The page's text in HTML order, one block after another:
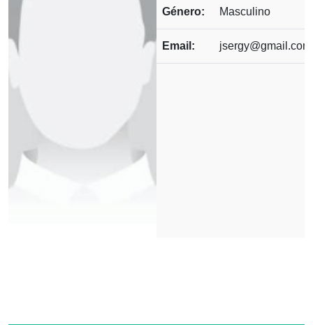
Género: Masculino
Email: jsergy@gmail.com